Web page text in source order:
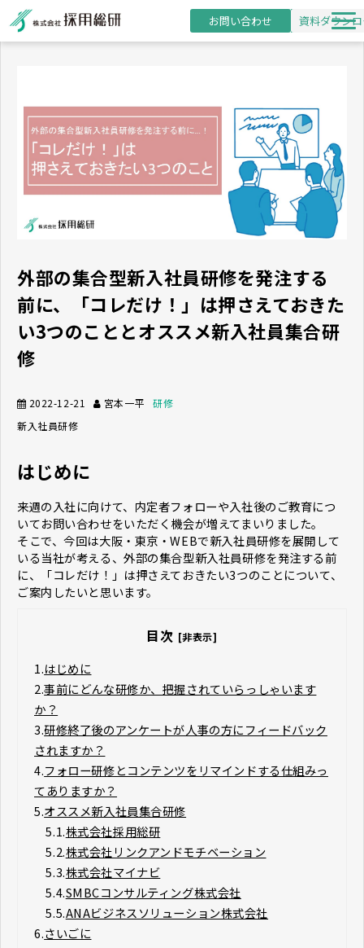
お問い合わせ 資料ダウン
導入事例
採用・研修コラム
お役立ち資料
外部の集合型新入社員研修を発注する
前に、「コレだけ！」は押さえておきた
い3つのこととオススメ新入社員集合研
修
2022-12-21 宮本一平
研修
新入社員研修
はじめに
来週の入社に向けて、内定者フォローや入社後のご教育につ
いてお問い合わせをいただく機会が増えてまいりました。
そこで、今回は大阪・東京・WEBで新入社員研修を展開して
いる当社が考える、外部の集合型新入社員研修を発注する前
に、「コレだけ！」は押さえておきたい3つのことについて、
ご案内したいと思います。
目次 [非表示]
1.はじめに
2.事前にどんな研修か、把握されていらっしゃいます
か？
3.研修終了後のアンケートが人事の方にフィードバック
されますか？
4.フォロー研修とコンテンツをリマインドする仕組みっ
てありますか？
5.オススメ新入社員集合研修
5.1.株式会社採用総研
5.2.株式会社リンクアンドモチベーション
5.3.株式会社マイナビ
5.4.SMBCコンサルティング株式会社
5.5.ANAビジネスソリューション株式会社
6.さいごに